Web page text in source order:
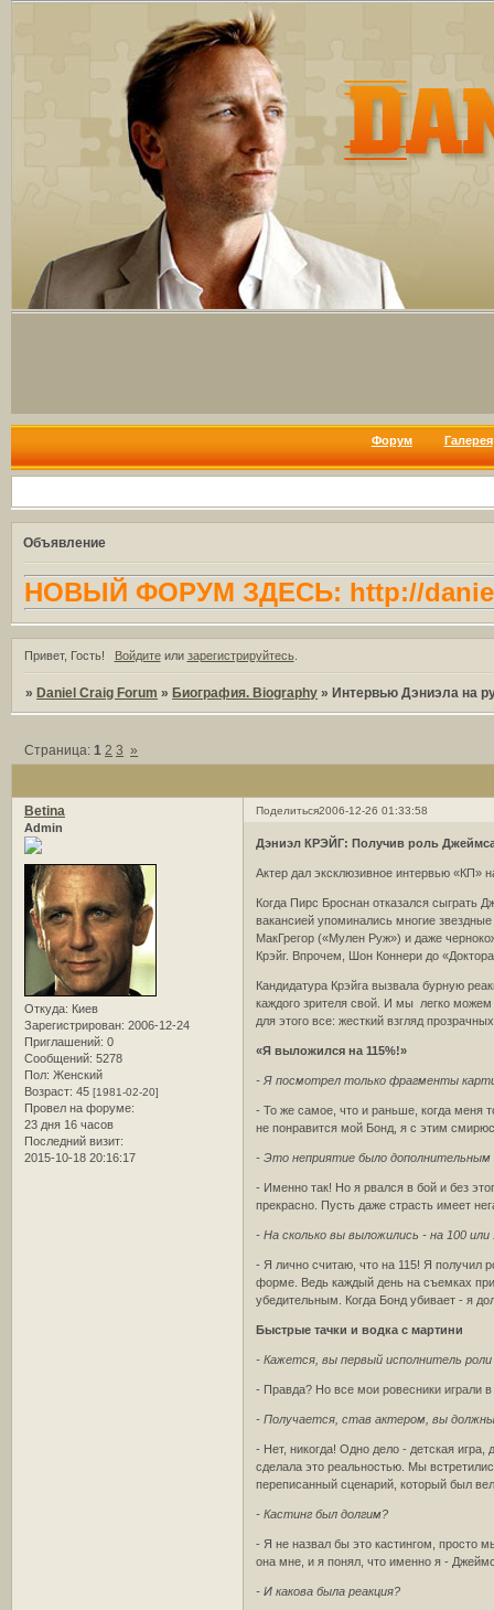
Форум Галерея
Объявление
НОВЫЙ ФОРУМ ЗДЕСЬ: http://
Привет, Гость! Войдитеили зарегистрируйтесь.
»Daniel Craig Forum »Биография. Biography »Интервью Дэниэла на
Страница:1 2 3 »
Поделиться2006-12-26 01:33:58
Betina
Admin
Откуда: Киев
Зарегистрирован: 2006-12-24
Приглашений: 0
Сообщений: 5278
Пол: Женский
Возраст: 45 [1981-02-20]
Провел на форуме:
23 дня 16 часов
Последний визит:
2015-10-18 20:16:17
Дэниэл КРЭЙГ: Получив роль
Актер дал эксклюзивное интервью «КП»
Когда Пирс Броснан отказался сыграть
вакансией упоминались многие
МакГрегор («Мулен Руж») и даже
Крэйг. Впрочем, Шон Коннери до
Кандидатура Крэйга вызвала бурную
каждого зрителя свой. И мы легко можем
для этого все: жесткий взгляд
«Я выложился на 115%!»
- Я посмотрел только фрагменты
- То же самое, что и раньше, когда меня
не понравится мой Бонд, я с этим
- Это неприятие было
- Именно так! Но я рвался в бой и без
прекрасно. Пусть даже страсть имеет
- На сколько вы выложились - на 100 или
- Я лично считаю, что на 115! Я получил
форме. Ведь каждый день на съемках
убедительным. Когда Бонд убивает - я
Быстрые тачки и водка с мартини
- Кажется, вы первый исполнитель
- Правда? Но все мои ровесники играли
- Получается, став актером, вы
- Нет, никогда! Одно дело - детская
сделала это реальностью. Мы
переписанный сценарий, который был
- Кастинг был долгим?
- Я не назвал бы это кастингом, просто
она мне, и я понял, что именно я -
- И какова была реакция?